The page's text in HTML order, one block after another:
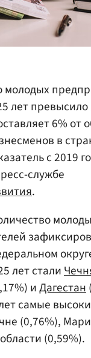
молодых
лет
6% от
в
с 2019
службе
.
лет стали
иДагестан
самые
(0,76%),
(0,59%).